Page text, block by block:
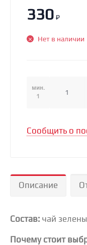
330 ₽
Нет в наличии
мин.
1
Сообщить о
Описание
Состав: чай
Почему стоит